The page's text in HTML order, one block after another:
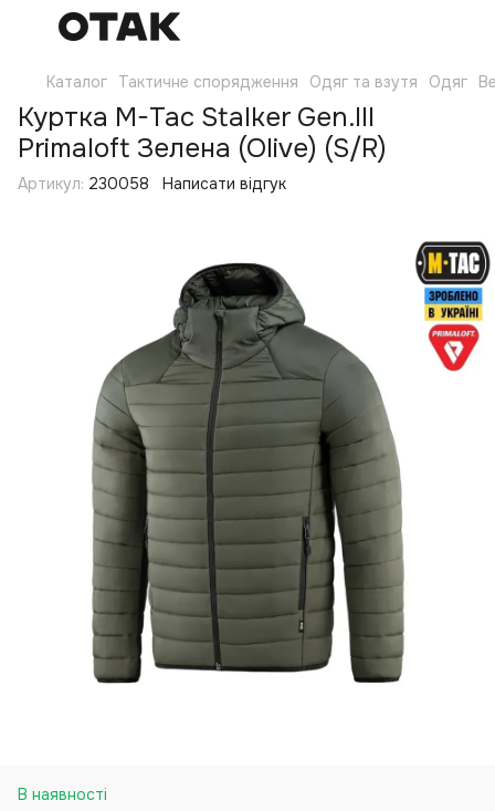
Каталог Тактичне спорядження Одяг та взутя Одяг
Куртка M-Tac Stalker Gen.III
Primaloft Зелена (Olive) (S/R)
Артикул: 230058 Написати відгук
В наявності